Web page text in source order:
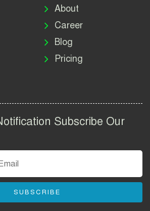
নিয়োগ বিজ্ঞপ্তি ২০২৬ | DNC
Job Circular 2026
পাসপোর্ট করতে কি কি লাগে
২০২৬ | ই-পাসপোর্ট আবেদন ও
Group Job Circular 2026
তথ্য অধিদপ্তর নিয়োগ বিজ্ঞপ্তি
বাংলাদেশ পুলিশ এএসআই
About
Career
Blog
Pricing
Subscribe Our
SUBSCRIBE